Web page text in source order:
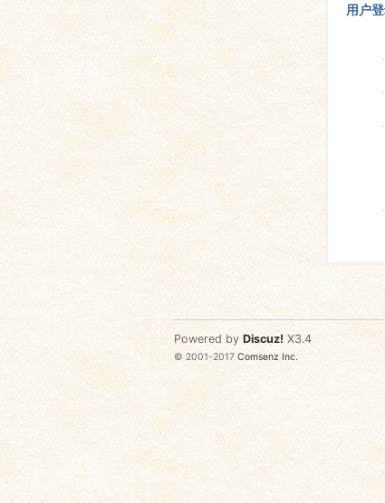
用户
Powered by Discuz! X3.4
© 2001-2017Comsenz Inc.